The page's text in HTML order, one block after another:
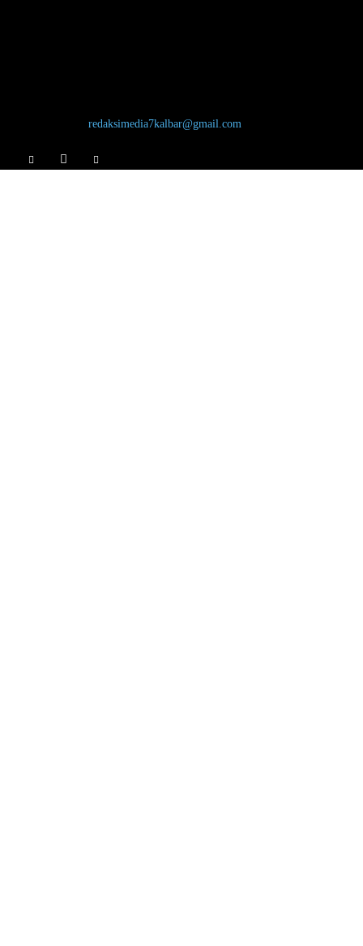
redaksimedia7kalbar@gmail.com